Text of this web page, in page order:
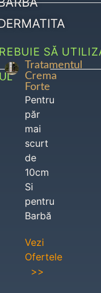
SĂ
Tratamentul
Crema
Forte
Pentru
păr
mai
scurt
de
10cm
Si
pentru
Barbă
Vezi
Ofertele
>>